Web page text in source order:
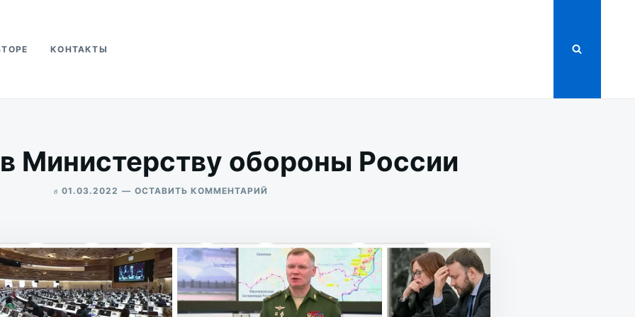
КОНТАКТЫ
Министерству обороны России
в 01.03.2022 ОСТАВИТЬ КОММЕНТАРИЙ
ОБОРОНЫ
РОССИИ